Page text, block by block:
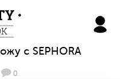
с SEPHORA
0